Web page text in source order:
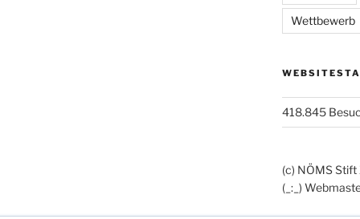
Wettbewerb
418.845
(c) NÖMS
(_:_)